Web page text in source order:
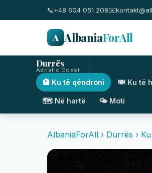
📞+48 604 051 208✉️
A AlbaniaForAll
Durrës
Adriatic Coast
🏨 Ku të qëndroni 🍽️ Ku të
🗺️ Në hartë 🌤️ Moti
AlbaniaForAll › Durrës ›